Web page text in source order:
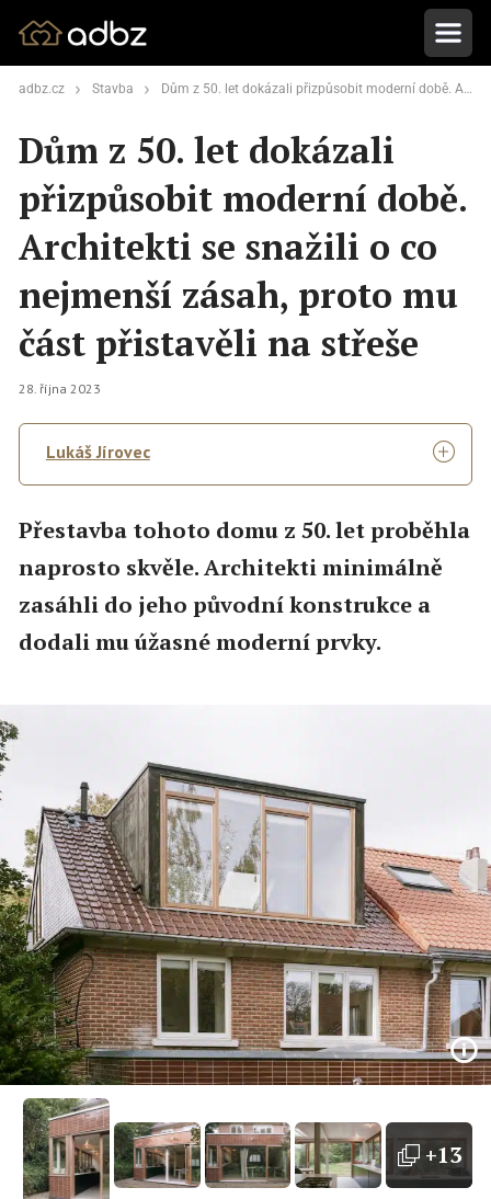
adbz.cz Stavba Dům z 50. let dokázali přizpůsobit moderní době. Architekti se snažili o co nejmenší zásah, proto mu část přistavěli na střeše
Dům z 50. let dokázali
přizpůsobit moderní době.
Architekti se snažili o co
nejmenší zásah, proto mu
část přistavěli na střeše
28. října 2023
Lukáš Jírovec
Přestavba tohoto domu z 50. let proběhla
naprosto skvěle. Architekti minimálně
zasáhli do jeho původní konstrukce a
dodali mu úžasné moderní prvky.
+13